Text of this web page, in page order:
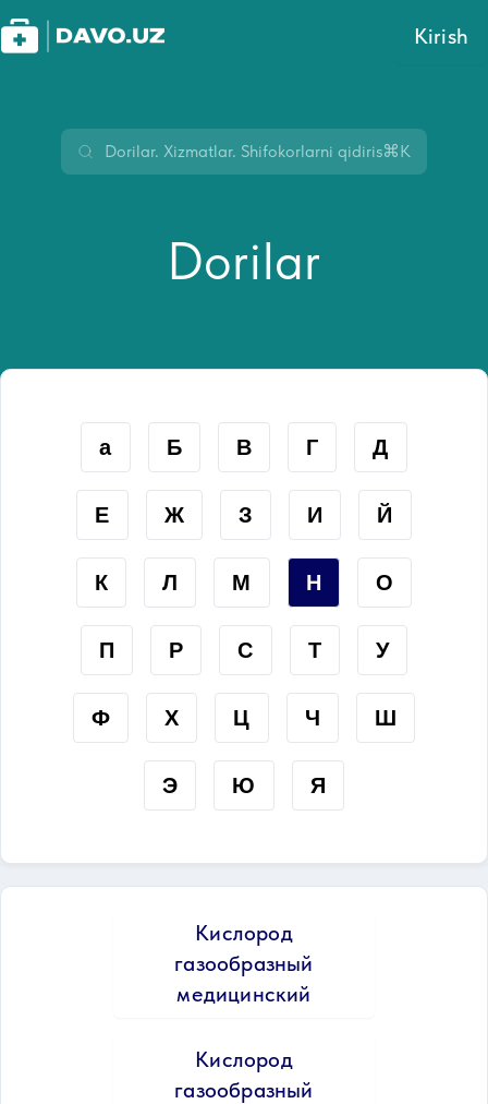
Kirish
⌘K
Dorilar
а Б В Г Д
Е Ж З И Й
К Л М Н О
П Р С Т У
Ф Х Ц Ч Ш
Э Ю Я
Кислород
газообразный
медицинский
Кислород
газообразный